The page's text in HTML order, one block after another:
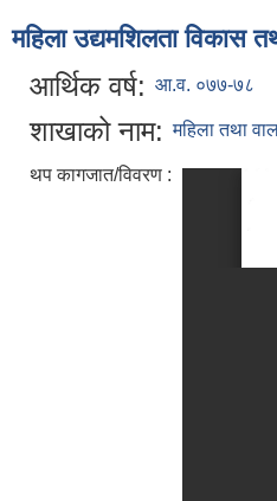
महिला उद्यमशिलता विकास
आर्थिक वर्ष: आ.व. ०७७-७८
शाखाको नाम: महिला तथा
थप कागजात/विवरण :